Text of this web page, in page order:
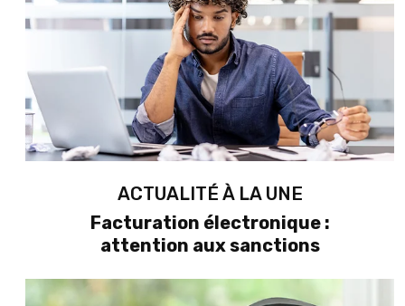
ACTUALITÉ À LA UNE
Facturation électronique :
attention aux sanctions